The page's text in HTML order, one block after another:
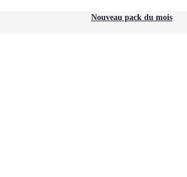
Nouveau pack du mois